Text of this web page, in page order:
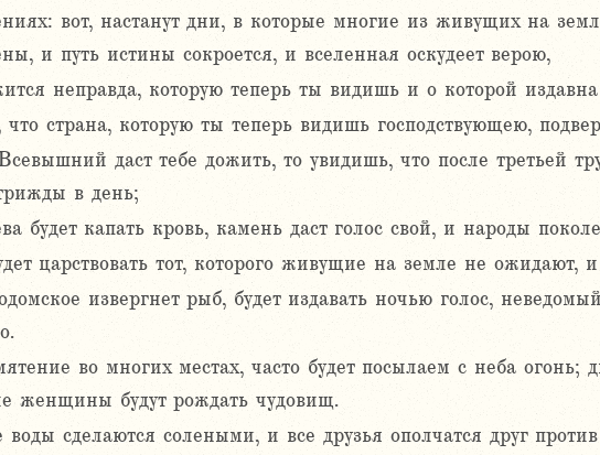
вот, настанут дни, в которые многие из живущих на
и путь истины сокроется, и вселенная оскудеет верою,
неправда, которую теперь ты видишь и о которой
что страна, которую ты теперь видишь господствующею,
даст тебе дожить, то увидишь, что после третьей
в день;
будет капать кровь, камень даст голос свой, и народы
царствовать тот, которого живущие на земле не ожидают,
извергнет рыб, будет издавать ночью голос,
во многих местах, часто будет посылаем с неба огонь;
женщины будут рождать чудовищ.
воды сделаются солеными, и все друзья ополчатся друг